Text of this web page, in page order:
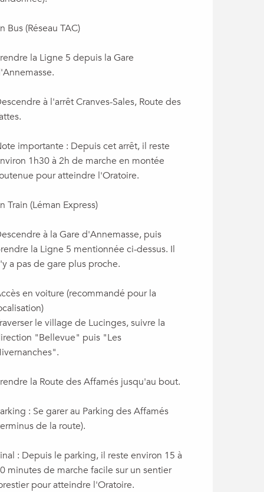
Bus (Réseau TAC)
la Ligne 5 depuis la Gare
à l'arrêt Cranves-Sales, Route des
importante : Depuis cet arrêt, il reste
1h30 à 2h de marche en montée
pour atteindre l'Oratoire.
Train (Léman Express)
à la Gare d'Annemasse, puis
la Ligne 5 mentionnée ci-dessus. Il
a pas de gare plus proche.
en voiture (recommandé pour la
le village de Lucinges, suivre la
"Bellevue" puis "Les
la Route des Affamés jusqu'au bout.
: Se garer au Parking des Affamés
de la route).
: Depuis le parking, il reste environ 15 à
minutes de marche facile sur un sentier
pour atteindre l'Oratoire.